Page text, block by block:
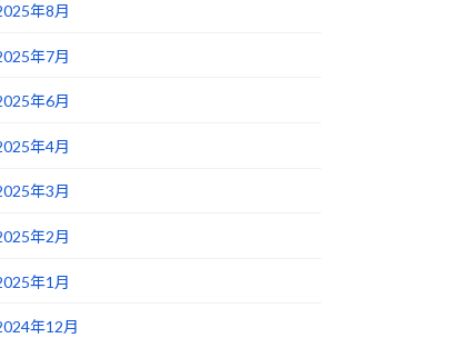
年8月
年7月
年6月
年4月
年3月
年2月
年1月
年12月